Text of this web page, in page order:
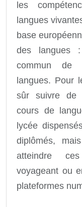
les
langues
base
des langues
commun de
langues. Pour
sûr suivre de
cours de
lycée
diplômés,
atteindre
voyageant ou
plateformes